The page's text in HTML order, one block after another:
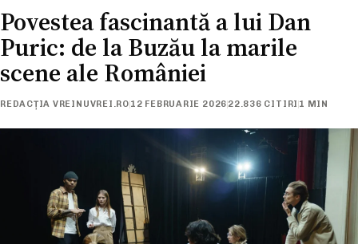
Povestea fascinantă a lui Dan
Puric: de la Buzău la marile
scene ale României
REDACȚIA VREINUVREI.RO 12 FEBRUARIE 2026 22.836 CITIRI 1 MIN